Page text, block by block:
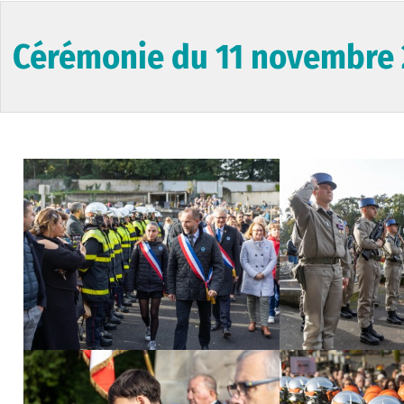
Cérémonie du 11 novembre